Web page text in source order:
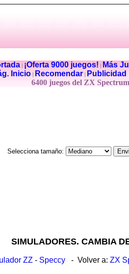
| ¡Oferta 9000 juegos! Más
Inicio Recomendar Publicidad
6400 juegos del ZX
Selecciona tamaño:
SIMULADORES. CAMBIA
ZZ - Speccy - Volver a: ZX